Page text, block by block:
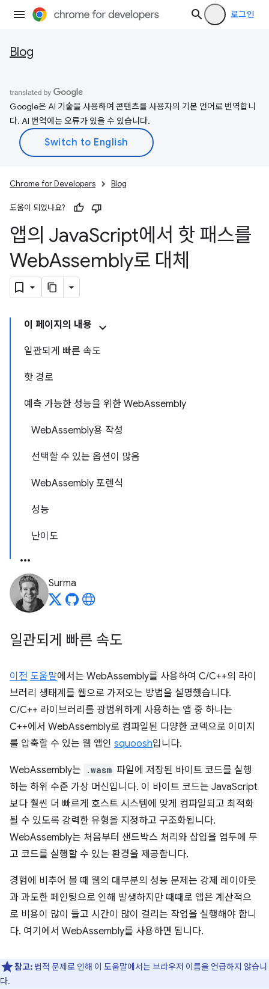
로그인
Blog
Google은 AI 기술을 사용하여 콘텐츠를 사용자의 기본 언어로 번역합니
다. AI 번역에는 오류가 있을 수 있습니다.
Chrome for Developers Blog
도움이 되었나요?
앱의 JavaScript에서 핫 패스를
WebAssembly로 대체
이 페이지의 내용
일관되게 빠른 속도
핫 경로
예측 가능한 성능을 위한 WebAssembly
WebAssembly용 작성
선택할 수 있는 옵션이 많음
WebAssembly 포렌식
성능
난이도
Surma
일관되게 빠른 속도
이전 도움말에서는 WebAssembly를 사용하여 C/C++의 라이
브러리 생태계를 웹으로 가져오는 방법을 설명했습니다.
C/C++ 라이브러리를 광범위하게 사용하는 앱 중 하나는
C++에서 WebAssembly로 컴파일된 다양한 코덱으로 이미지
를 압축할 수 있는 웹 앱인 squoosh입니다.
WebAssembly는 .wasm 파일에 저장된 바이트 코드를 실행
하는 하위 수준 가상 머신입니다. 이 바이트 코드는 JavaScript
보다 훨씬 더 빠르게 호스트 시스템에 맞게 컴파일되고 최적화
될 수 있도록 강력한 유형을 지정하고 구조화됩니다.
WebAssembly는 처음부터 샌드박스 처리와 삽입을 염두에 두
고 코드를 실행할 수 있는 환경을 제공합니다.
경험에 비추어 볼 때 웹의 대부분의 성능 문제는 강제 레이아웃
과 과도한 페인팅으로 인해 발생하지만 때때로 앱은 계산적으
로 비용이 많이 들고 시간이 많이 걸리는 작업을 실행해야 합니
다. 여기에서 WebAssembly를 사용하면 됩니다.
참고: 법적 문제로 인해 이 도움말에서는 브라우저 이름을 언급하지 않습니
다.